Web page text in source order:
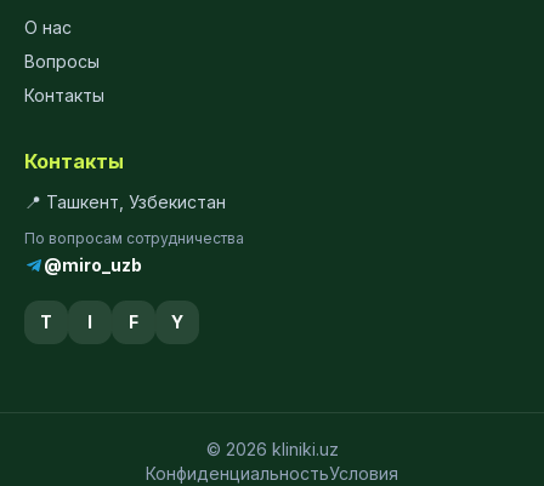
О нас
Вопросы
Контакты
Контакты
📍 Ташкент, Узбекистан
По вопросам сотрудничества
@miro_uzb
T I F Y
© 2026 kliniki.uz
КонфиденциальностьУсловия